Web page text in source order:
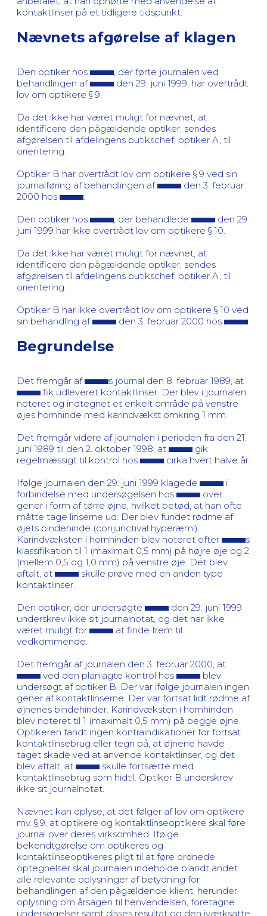
kontaktlinser på et tidligere tidspunkt.
Nævnets afgørelse af klagen
Den optiker hos
, der førte journalen ved
behandlingen af
den 29. juni 1999, har overtrådt
lov om optikere § 9.
Da det ikke har været muligt for nævnet, at
identificere den pågældende optiker, sendes
afgørelsen til afdelingens butikschef, optiker A, til
orientering.
Optiker B har overtrådt lov om optikere § 9 ved sin
journalføring af behandlingen af
den 3. februar
2000 hos
Den optiker hos
, der behandlede
den 29.
juni 1999 har ikke overtrådt lov om optikere § 10.
Da det ikke har været muligt for nævnet, at
identificere den pågældende optiker, sendes
afgørelsen til afdelingens butikschef, optiker A, til
orientering.
Optiker B har ikke overtrådt lov om optikere § 10 ved
sin behandling af
den 3. februar 2000 hos
Begrundelse
Det fremgår af
s journal den 8. februar 1989, at
fik udleveret kontaktlinser. Der blev i journalen
noteret og indtegnet et enkelt område på venstre
øjes hornhinde med karindvækst omkring 1 mm.
Det fremgår videre af journalen i perioden fra den 21.
juni 1989 til den 2. oktober 1998, at
gik
regelmæssigt til kontrol hos
cirka hvert halve år.
Ifølge journalen den 29. juni 1999 klagede
i
forbindelse med undersøgelsen hos
over
gener i form af tørre øjne, hvilket betød, at han ofte
måtte tage linserne ud. Der blev fundet rødme af
øjets bindehinde (conjunctival hyperæmi).
Karindvæksten i hornhinden blev noteret efter
s
klassifikation til 1 (maximalt 0,5 mm) på højre øje og 2
(mellem 0,5 og 1,0 mm) på venstre øje. Det blev
aftalt, at
skulle prøve med en anden type
kontaktlinser.
Den optiker, der undersøgte
den 29. juni 1999
underskrev ikke sit journalnotat, og det har ikke
været muligt for
at finde frem til
vedkommende.
Det fremgår af journalen den 3. februar 2000, at
ved den planlagte kontrol hos
blev
undersøgt af optiker B. Der var ifølge journalen ingen
gener af kontaktlinserne. Der var fortsat lidt rødme af
øjnenes bindehinder. Karindvæksten i hornhinden
blev noteret til 1 (maximalt 0,5 mm) på begge øjne.
Optikeren fandt ingen kontraindikationer for fortsat
kontaktlinsebrug eller tegn på, at øjnene havde
taget skade ved at anvende kontaktlinser, og det
blev aftalt, at
skulle fortsætte med
kontaktlinsebrug som hidtil. Optiker B underskrev
ikke sit journalnotat.
Nævnet kan oplyse, at det følger af lov om optikere
mv. § 9, at optikere og kontaktlinseoptikere skal føre
journal over deres virksomhed. Ifølge
bekendtgørelse om optikeres og
kontaktlinseoptikeres pligt til at føre ordnede
optegnelser skal journalen indeholde blandt andet
alle relevante oplysninger af betydning for
behandlingen af den pågældende klient, herunder
oplysning om årsagen til henvendelsen, foretagne
undersøgelser samt disses resultat og den iværksatte